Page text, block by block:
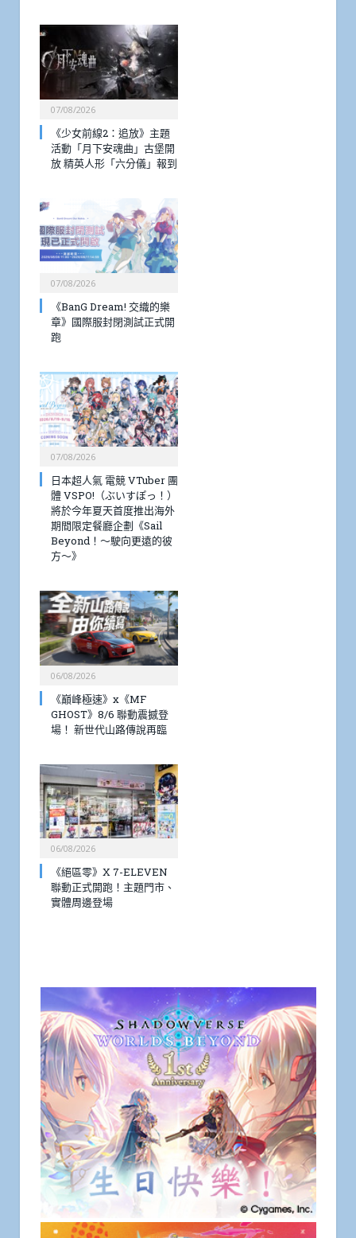
07/08/2026
《少女前線2：追放》主題
活動「月下安魂曲」古堡開
放 精英人形「六分儀」報到
07/08/2026
《BanG Dream! 交織的樂
章》國際服封閉測試正式開
跑
07/08/2026
日本超人氣 電競 VTuber 團
體 VSPO!（ぶいすぽっ！）
將於今年夏天首度推出海外
期間限定餐廳企劃《Sail
Beyond！～駛向更遠的彼
方～》
06/08/2026
《巔峰極速》x《MF
GHOST》8/6 聯動震撼登
場！ 新世代山路傳說再臨
06/08/2026
《絕區零》X 7-ELEVEN
聯動正式開跑！主題門市、
實體周邊登場